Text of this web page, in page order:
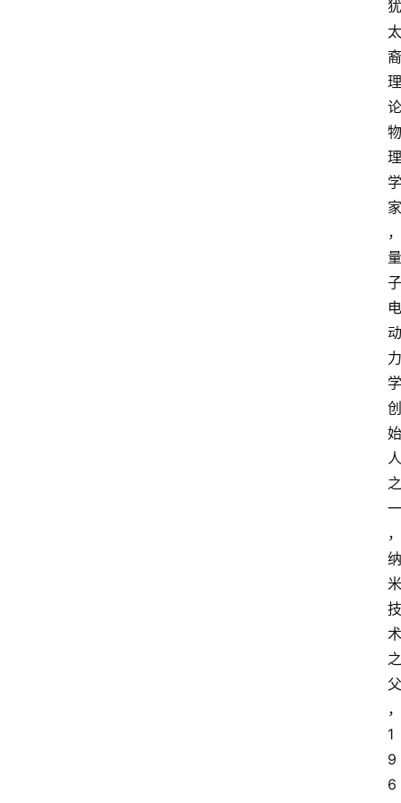
犹
太
裔
理
论
物
理
学
家
，
量
子
电
动
力
学
创
始
人
之
一
，
纳
米
技
术
之
父
，
1
9
6